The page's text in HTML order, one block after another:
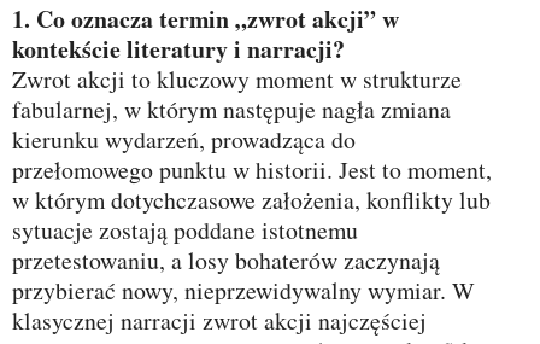
1. Co oznacza termin „zwrot akcji” w
kontekście literatury i narracji?
Zwrot akcji to kluczowy moment w strukturze
fabularnej, w którym następuje nagła zmiana
kierunku wydarzeń, prowadząca do
przełomowego punktu w historii. Jest to moment,
w którym dotychczasowe założenia, konflikty lub
sytuacje zostają poddane istotnemu
przetestowaniu, a losy bohaterów zaczynają
przybierać nowy, nieprzewidywalny wymiar. W
klasycznej narracji zwrot akcji najczęściej